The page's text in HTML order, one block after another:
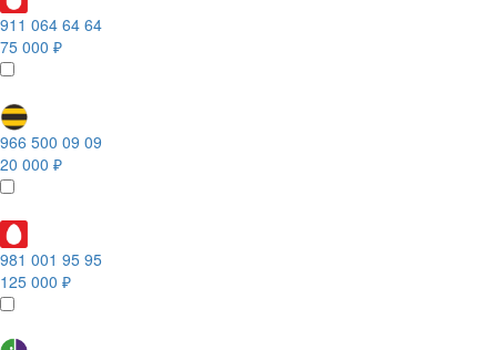
911 064 64 64
75 000 ₽
966 500 09 09
20 000 ₽
981 001 95 95
125 000 ₽